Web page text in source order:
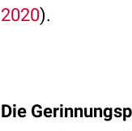
2020).
Die